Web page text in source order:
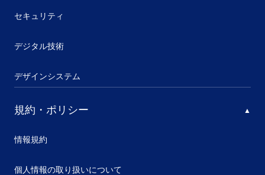
セキュリティ
デジタル技術
デザインシステム
規約・ポリシー
情報規約
個人情報の取り扱いについて